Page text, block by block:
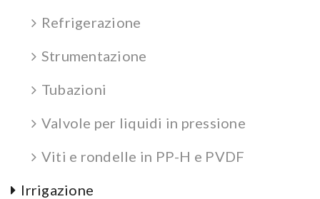
Refrigerazione
Strumentazione
Tubazioni
Valvole per liquidi in pressione
Viti e rondelle in PP-H e PVDF
Irrigazione